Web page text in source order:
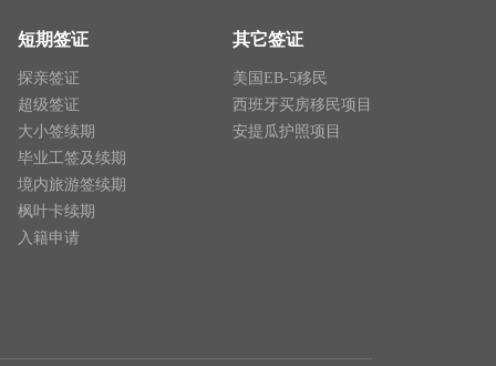
短期签证
探亲签证
超级签证
大小签续期
毕业工签及续期
境内旅游签续期
枫叶卡续期
入籍申请
其它签证
美国EB-5移民
西班牙买房移民项目
安提瓜护照项目